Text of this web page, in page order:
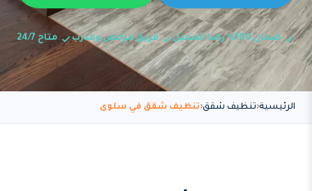
ضمان 100% رضا العميل فريق مرخص ومدرب متاح 24/7
الرئيسية تنظيف شقق تنظيف شقق في سلوى